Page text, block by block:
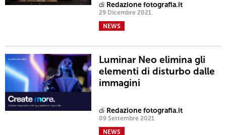
di Redazione fotografia.it
29 Dicembre 2021
NEWS
Luminar Neo elimina gli
elementi di disturbo dalle
immagini
di Redazione fotografia.it
09 Settembre 2021
NEWS